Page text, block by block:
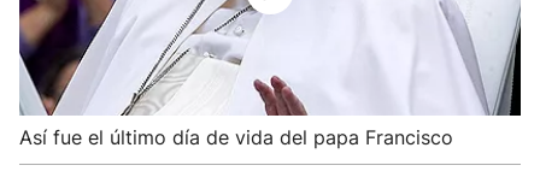
Así fue el último día de vida del papa Francisco